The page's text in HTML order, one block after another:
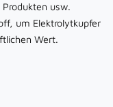
usw.
um Elektrolytkupfer
Wert.